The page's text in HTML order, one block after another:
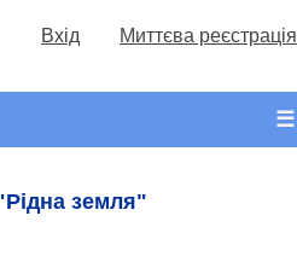
Вхід Миттєва реєстрація
☰
земля"